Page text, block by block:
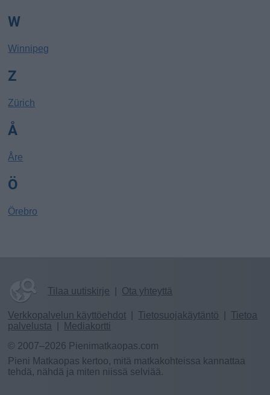
W
Winnipeg
Z
Zürich
Å
Åre
Ö
Örebro
Tilaa uutiskirje Ota yhteyttä
Verkkopalvelun käyttöehdot Tietosuojakäytäntö
Tietoa
palvelusta
Mediakortti
© 2007–2026 Pienimatkaopas.com
Pieni Matkaopas kertoo, mitä matkakohteissa kannattaa
tehdä, nähdä ja miten niissä selviää.